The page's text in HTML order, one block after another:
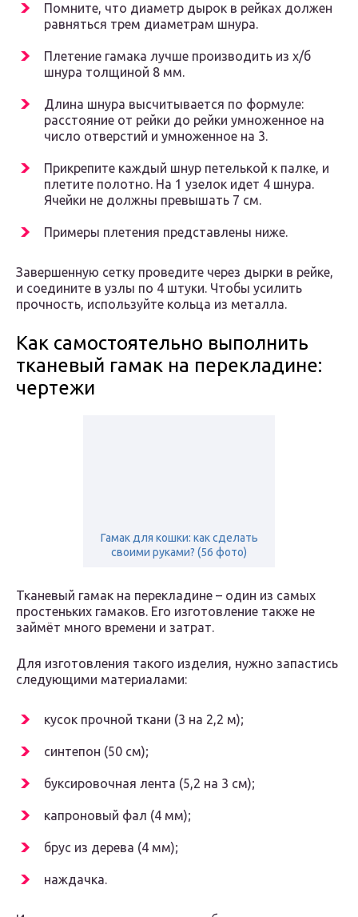
Помните, что диаметр дырок в рейках должен
равняться трем диаметрам шнура.
Плетение гамака лучше производить из х/б
шнура толщиной 8 мм.
Длина шнура высчитывается по формуле:
расстояние от рейки до рейки умноженное на
число отверстий и умноженное на 3.
Прикрепите каждый шнур петелькой к палке, и
плетите полотно. На 1 узелок идет 4 шнура.
Ячейки не должны превышать 7 см.
Примеры плетения представлены ниже.
Завершенную сетку проведите через дырки в рейке,
и соедините в узлы по 4 штуки. Чтобы усилить
прочность, используйте кольца из металла.
Как самостоятельно выполнить
тканевый гамак на перекладине:
чертежи
Гамак для кошки: как сделать
своими руками? (56 фото)
Тканевый гамак на перекладине – один из самых
простеньких гамаков. Его изготовление также не
займёт много времени и затрат.
Для изготовления такого изделия, нужно запастись
следующими материалами:
кусок прочной ткани (3 на 2,2 м);
синтепон (50 см);
буксировочная лента (5,2 на 3 см);
капроновый фал (4 мм);
брус из дерева (4 мм);
наждачка.